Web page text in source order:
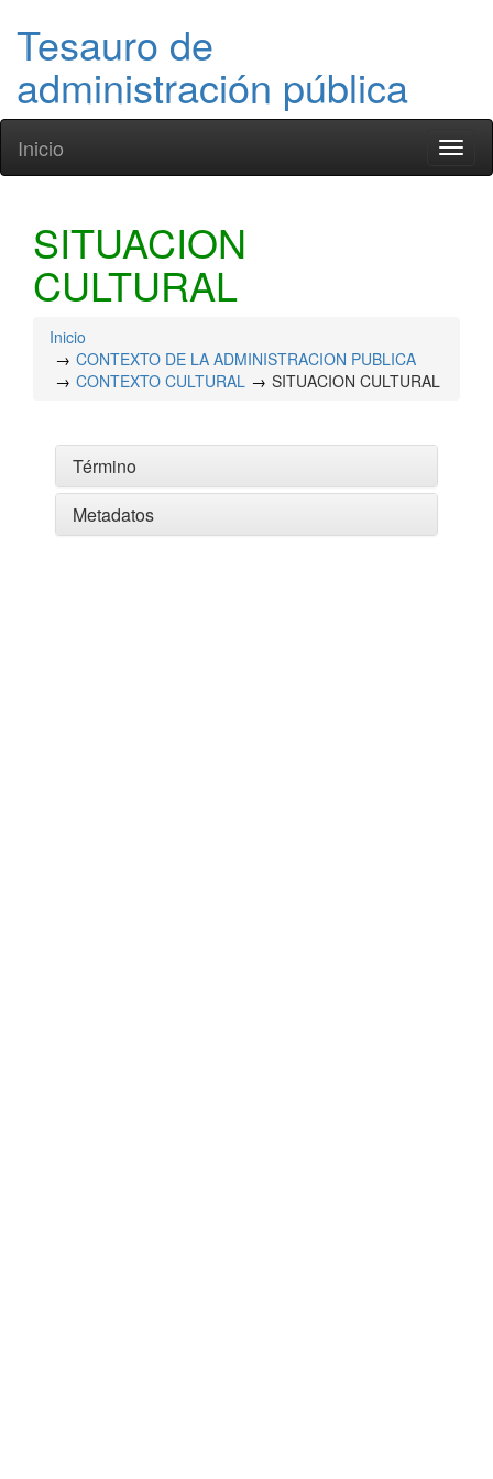
Tesauro de
administración pública
Inicio
SITUACION
CULTURAL
Inicio
CONTEXTO DE LA ADMINISTRACION PUBLICA
CONTEXTO CULTURAL
SITUACION CULTURAL
Término
Metadatos